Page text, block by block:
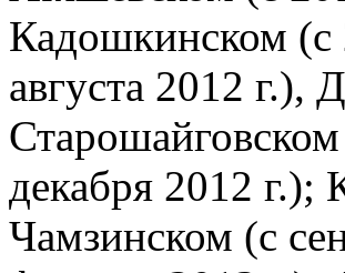
Кадошкинском (с
августа 2012 г.),
декабря 2012 г.);
Чамзинском (с